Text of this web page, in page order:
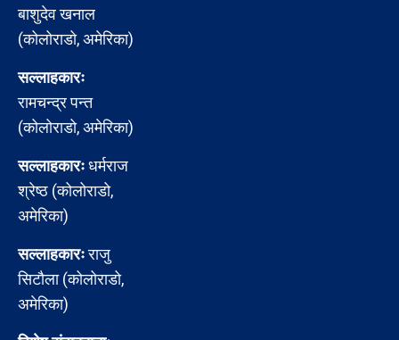
बाशुदेव खनाल
(कोलोराडो, अमेरिका)
सल्लाहकारः
रामचन्द्र पन्त
(कोलोराडो, अमेरिका)
सल्लाहकारःधर्मराज
श्रेष्ठ (कोलोराडो,
अमेरिका)
सल्लाहकारःराजु
सिटौला (कोलोराडो,
अमेरिका)